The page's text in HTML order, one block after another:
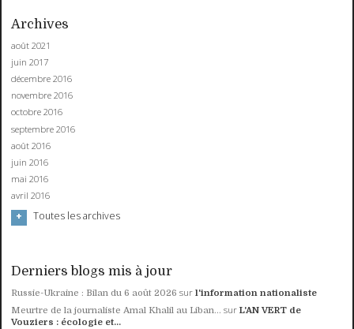
Archives
août 2021
juin 2017
décembre 2016
novembre 2016
octobre 2016
septembre 2016
août 2016
juin 2016
mai 2016
avril 2016
Toutes les archives
Derniers blogs mis à jour
Russie-Ukraine : Bilan du 6 août 2026 surl'information nationaliste
Meurtre de la journaliste Amal Khalil au Liban... surL'AN VERT de
Vouziers : écologie et...